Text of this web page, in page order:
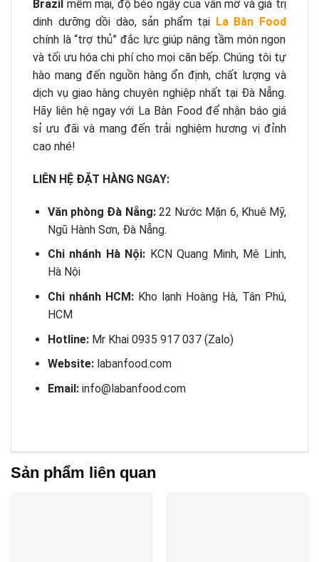
Brazil mềm mại, độ béo ngậy của vân mỡ và giá trị
dinh dưỡng dồi dào, sản phẩm tại La Bàn Food
chính là “trợ thủ” đắc lực giúp nâng tầm món ngon
và tối ưu hóa chi phí cho mọi căn bếp. Chúng tôi tự
hào mang đến nguồn hàng ổn định, chất lượng và
dịch vụ giao hàng chuyên nghiệp nhất tại Đà Nẵng.
Hãy liên hệ ngay với La Bàn Food để nhận báo giá
sỉ ưu đãi và mang đến trải nghiệm hương vị đỉnh
cao nhé!
LIÊN HỆ ĐẶT HÀNG NGAY:
Văn phòng Đà Nẵng:22 Nước Mặn 6, Khuê Mỹ,
Ngũ Hành Sơn, Đà Nẵng.
Chi nhánh Hà Nội: KCN Quang Minh, Mê Linh,
Hà Nội
Chi nhánh HCM:Kho lạnh Hoàng Hà, Tân Phú,
HCM
Hotline:Mr Khai 0935 917 037 (Zalo)
Website:labanfood.com
Email:info@labanfood.com
Sản phẩm liên quan